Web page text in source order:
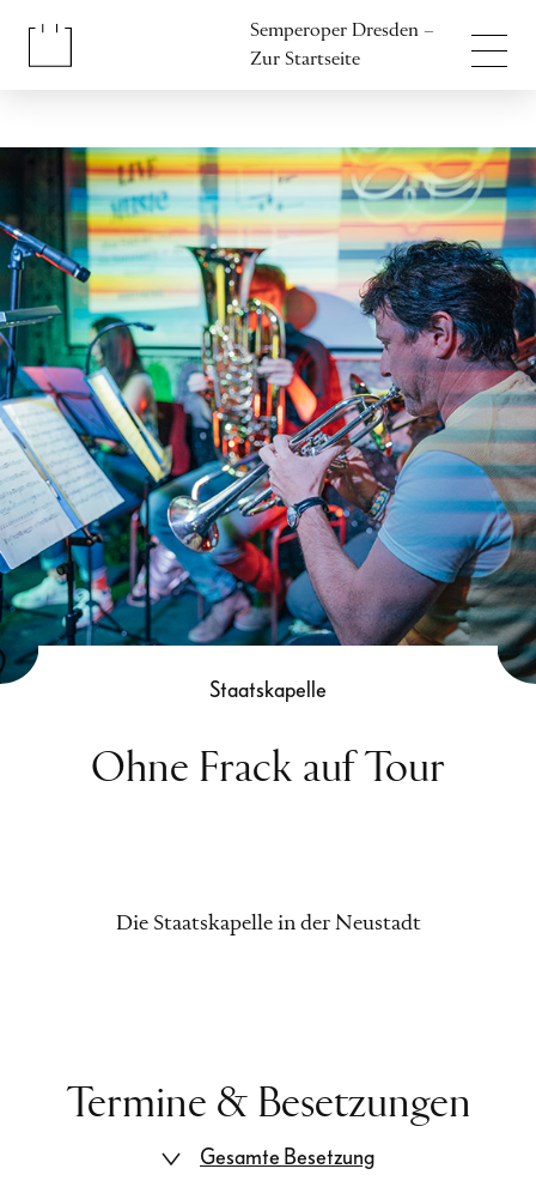
Semperoper Dresden –
Zur Startseite
Staatskapelle
Ohne Frack auf Tour
Die Staatskapelle in der Neustadt
Termine & Besetzungen
Gesamte Besetzung